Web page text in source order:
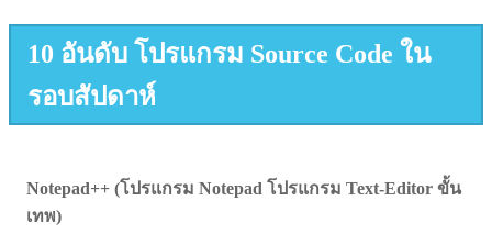
10 อันดับ โปรแกรม Source Code ใน
รอบสัปดาห์
Notepad++ (โปรแกรม Notepad โปรแกรม Text-Editor ขั้น
เทพ)